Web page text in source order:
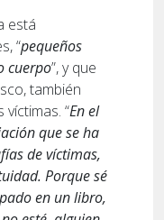
está
“pequeños
cuerpo”, y que
también
“En el
que se ha
de víctimas,
Porque sé
en un libro,